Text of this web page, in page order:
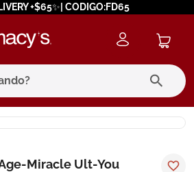
+$65✨| CODIGO:FD65
Miracle Ult-You